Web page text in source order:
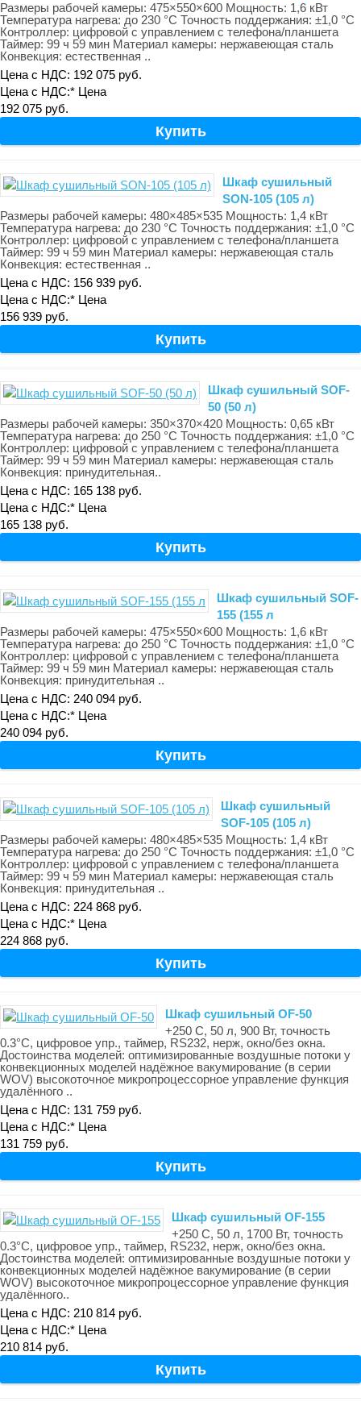
Размеры рабочей камеры: 475×550×600 Мощность: 1,6 кВт
Температура нагрева: до 230 °С Точность поддержания: ±1,0 °С
Контроллер: цифровой с управлением с телефона/планшета
Таймер: 99 ч 59 мин Материал камеры: нержавеющая сталь
Конвекция: естественная ..
Цена с НДС: 192 075 руб.
Цена с НДС:* Цена
192 075 руб.
Шкаф сушильный
SON-105 (105 л)
Размеры рабочей камеры: 480×485×535 Мощность: 1,4 кВт
Температура нагрева: до 230 °С Точность поддержания: ±1,0 °С
Контроллер: цифровой с управлением с телефона/планшета
Таймер: 99 ч 59 мин Материал камеры: нержавеющая сталь
Конвекция: естественная ..
Цена с НДС: 156 939 руб.
Цена с НДС:* Цена
156 939 руб.
Шкаф сушильный SOF-
50 (50 л)
Размеры рабочей камеры: 350×370×420 Мощность: 0,65 кВт
Температура нагрева: до 250 °С Точность поддержания: ±1,0 °С
Контроллер: цифровой с управлением с телефона/планшета
Таймер: 99 ч 59 мин Материал камеры: нержавеющая сталь
Конвекция: принудительная..
Цена с НДС: 165 138 руб.
Цена с НДС:* Цена
165 138 руб.
Шкаф сушильный SOF-
155 (155 л
Размеры рабочей камеры: 475×550×600 Мощность: 1,6 кВт
Температура нагрева: до 250 °С Точность поддержания: ±1,0 °С
Контроллер: цифровой с управлением с телефона/планшета
Таймер: 99 ч 59 мин Материал камеры: нержавеющая сталь
Конвекция: принудительная ..
Цена с НДС: 240 094 руб.
Цена с НДС:* Цена
240 094 руб.
Шкаф сушильный
SOF-105 (105 л)
Размеры рабочей камеры: 480×485×535 Мощность: 1,4 кВт
Температура нагрева: до 250 °С Точность поддержания: ±1,0 °С
Контроллер: цифровой с управлением с телефона/планшета
Таймер: 99 ч 59 мин Материал камеры: нержавеющая сталь
Конвекция: принудительная ..
Цена с НДС: 224 868 руб.
Цена с НДС:* Цена
224 868 руб.
Шкаф сушильный OF-50
+250 С, 50 л, 900 Вт, точность
0.3°С, цифровое упр., таймер, RS232, нерж, окно/без окна.
Достоинства моделей: оптимизированные воздушные потоки у
конвекционных моделей надёжное вакумирование (в серии
WOV) высокоточное микропроцессорное управление функция
удалённого ..
Цена с НДС: 131 759 руб.
Цена с НДС:* Цена
131 759 руб.
Шкаф сушильный OF-155
+250 С, 50 л, 1700 Вт, точность
0.3°С, цифровое упр., таймер, RS232, нерж, окно/без окна.
Достоинства моделей: оптимизированные воздушные потоки у
конвекционных моделей надёжное вакумирование (в серии
WOV) высокоточное микропроцессорное управление функция
удалённого..
Цена с НДС: 210 814 руб.
Цена с НДС:* Цена
210 814 руб.